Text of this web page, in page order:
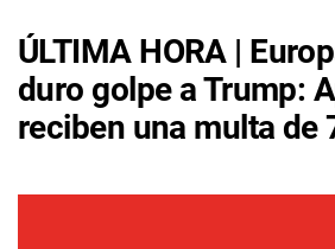
ÚLTIMA HORA |
duro golpe a Trump:
reciben una multa de